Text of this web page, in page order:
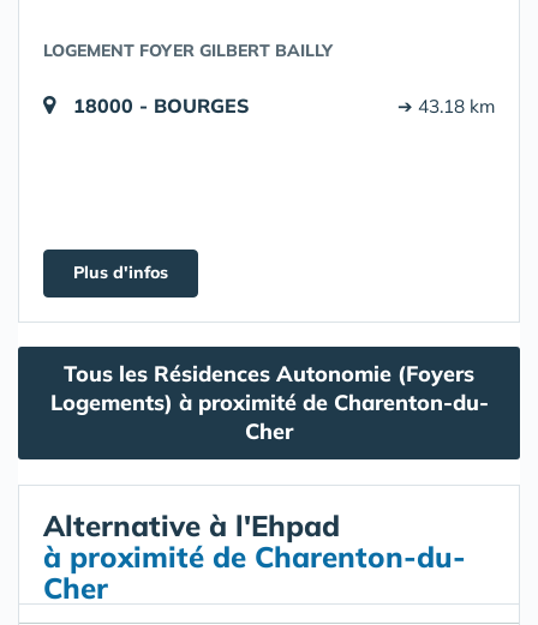
LOGEMENT FOYER GILBERT BAILLY
18000 - BOURGES ➔ 43.18 km
Plus d'infos
Tous les Résidences Autonomie (Foyers
Logements) à proximité de Charenton-du-
Cher
Alternative à l'Ehpad
à proximité de Charenton-du-
Cher